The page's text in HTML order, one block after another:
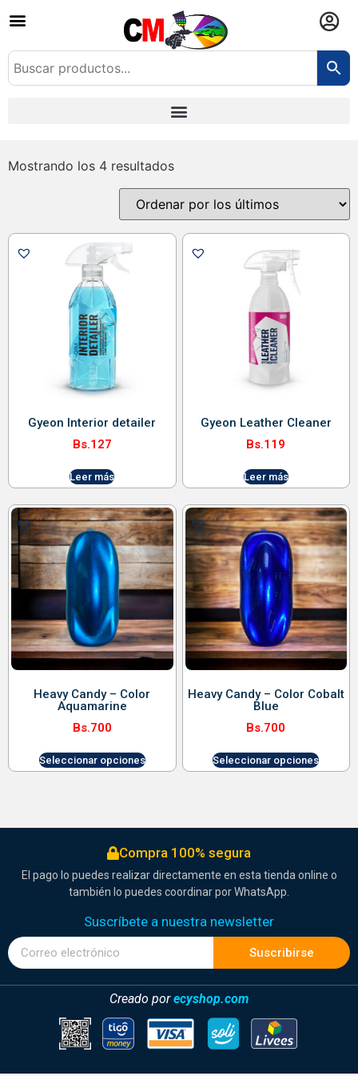
Mostrando los 4 resultados
Gyeon Interior detailer
Bs.127
Leer más
Gyeon Leather Cleaner
Bs.119
Leer más
Heavy Candy – Color
Aquamarine
Bs.700
Seleccionar opciones
Heavy Candy – Color Cobalt
Blue
Bs.700
Seleccionar opciones
Compra 100% segura
El pago lo puedes realizar directamente en esta tienda online o
también lo puedes coordinar por WhatsApp.
Suscríbete a nuestra newsletter
Suscribirse
Creado porecyshop.com